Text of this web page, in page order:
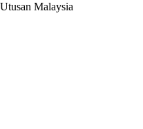
Utusan Malaysia